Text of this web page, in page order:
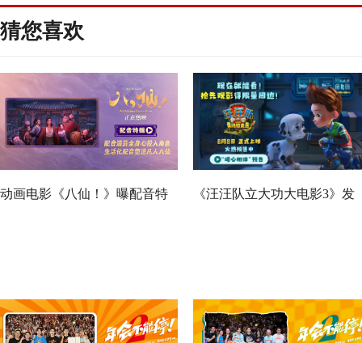
猜您喜欢
动画电影《八仙！》曝配音特 《汪汪队立大功大电影3》发